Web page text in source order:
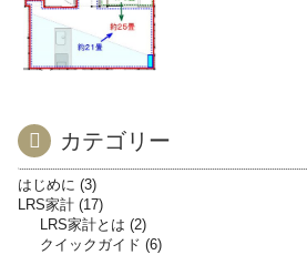
カテゴリー
はじめに 3
LRS家計 17
LRS家計とは 2
クイックガイド 6